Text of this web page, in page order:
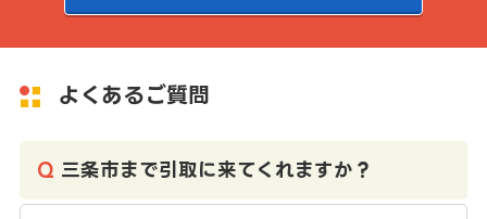
よくあるご質問
三条市まで引取に来てくれますか？